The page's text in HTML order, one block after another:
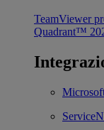
TeamViewer
Quadrant™